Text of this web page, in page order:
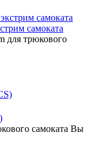
самоката
для трюкового
самоката Вы